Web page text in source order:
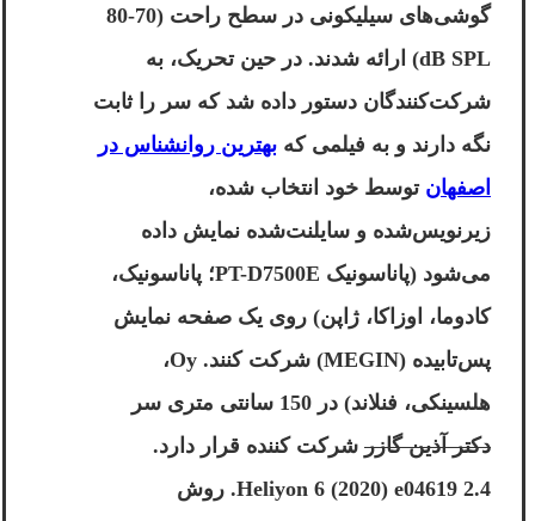
گوشی‌های سیلیکونی در سطح راحت (70-80
dB SPL) ارائه شدند. در حین تحریک، به
شرکت‌کنندگان دستور داده شد که سر را ثابت
نگه دارند و به فیلمی که بهترین روانشناس در
اصفهان توسط خود انتخاب شده،
زیرنویس‌شده و سایلنت‌شده نمایش داده
می‌شود (پاناسونیک PT-D7500E؛ پاناسونیک،
کادوما، اوزاکا، ژاپن) روی یک صفحه نمایش
پس‌تابیده (MEGIN) شرکت کنند. Oy،
هلسینکی، فنلاند) در 150 سانتی متری سر
دکتر آذین گازر شرکت کننده قرار دارد.
Heliyon 6 (2020) e04619 2.4. روش